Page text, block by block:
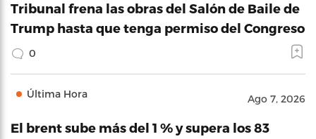
Tribunal frena las obras del Salón de Baile de
Trump hasta que tenga permiso del Congreso
0
Última Hora Ago 7, 2026
El brent sube más del 1 % y supera los 83